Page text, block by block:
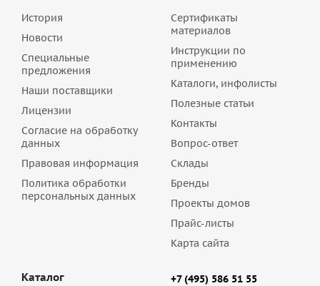
История
Новости
Специальные
предложения
Наши поставщики
Лицензии
Согласие на обработку
данных
Правовая информация
Политика обработки
персональных данных
Сертификаты
материалов
Инструкции по
применению
Каталоги, инфолисты
Полезные статьи
Контакты
Вопрос-ответ
Склады
Бренды
Проекты домов
Прайс-листы
Карта сайта
Каталог
+7 (495) 586 51 55